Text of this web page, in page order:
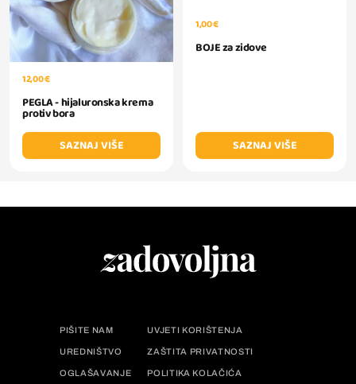
12,00 €
PEGLA - hijaluronska krema
protiv bora
SAZNAJ VIŠE
1,00 €
BOJE za zidove
SAZNAJ VIŠE
PIŠITE NAM UVJETI KORIŠTENJA
UREDNIŠTVO ZAŠTITA PRIVATNOSTI
OGLAŠAVANJE POLITIKA KOLAČIĆA